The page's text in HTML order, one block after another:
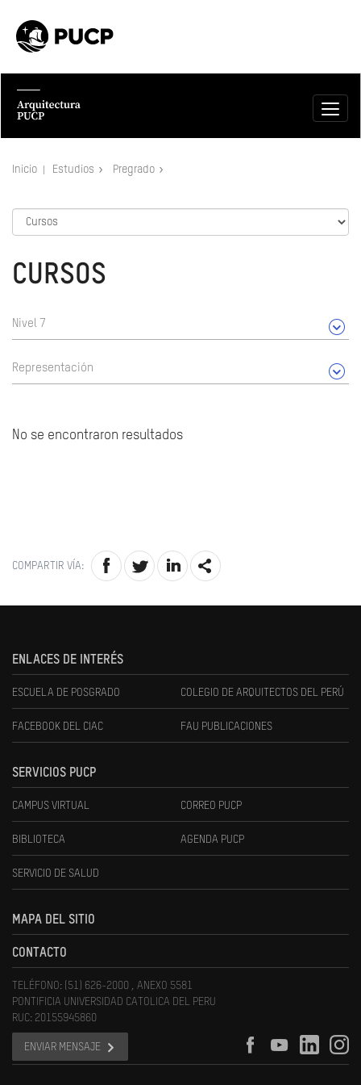
Inicio Estudios Pregrado
CURSOS
Nivel 7
Representación
No se encontraron resultados
COMPARTIR VÍA:
ENLACES DE INTERÉS
ESCUELA DE POSGRADO COLEGIO DE ARQUITECTOS DEL PERÚ
FACEBOOK DEL CIAC FAU PUBLICACIONES
SERVICIOS PUCP
CAMPUS VIRTUAL CORREO PUCP
BIBLIOTECA AGENDA PUCP
SERVICIO DE SALUD
MAPA DEL SITIO
CONTACTO
TELÉFONO: (51) 626-2000 , ANEXO 5581
PONTIFICIA UNIVERSIDAD CATOLICA DEL PERU
RUC: 20155945860
ENVIAR MENSAJE